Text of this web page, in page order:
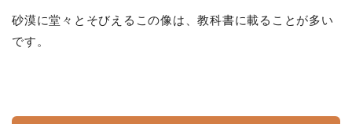
砂漠に堂々とそびえるこの像は、教科書に載ることが多い
です。